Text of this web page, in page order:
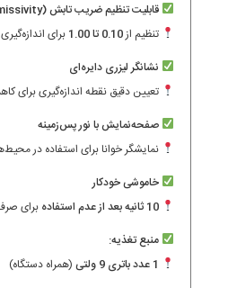
قابلیت تنظیم ضریب تابش (Emissivity)
تنظیم از0.10 تا 1.00
برای
نشانگر لیزری دایره‌ای
تعیین دقیق نقطه اندازه‌گیری برای
صفحه‌نمایش با نور پس‌زمینه
نمایشگر خوانا برای استفاده در
خاموشی خودکار
10 ثانیه بعد از عدم استفاده
برای
منبع تغذیه:
1 عدد باتری 9 ولتی
(همراه دستگاه)